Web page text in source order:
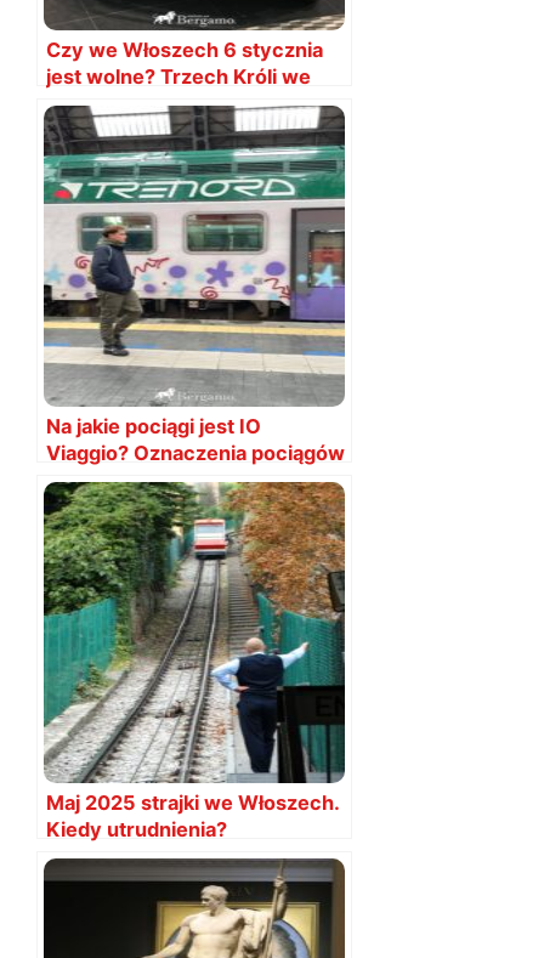
Czy we Włoszech 6 stycznia
jest wolne? Trzech Króli we
Włoszech
Na jakie pociągi jest IO
Viaggio? Oznaczenia pociągów
Maj 2025 strajki we Włoszech.
Kiedy utrudnienia?